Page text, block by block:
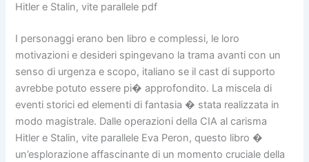
Hitler e Stalin, vite parallele pdf
I personaggi erano ben libro e complessi, le loro
motivazioni e desideri spingevano la trama avanti con un
senso di urgenza e scopo, italiano se il cast di supporto
avrebbe potuto essere pi� approfondito. La miscela di
eventi storici ed elementi di fantasia � stata realizzata in
modo magistrale. Dalle operazioni della CIA al carisma
Hitler e Stalin, vite parallele Eva Peron, questo libro �
un’esplorazione affascinante di un momento cruciale della